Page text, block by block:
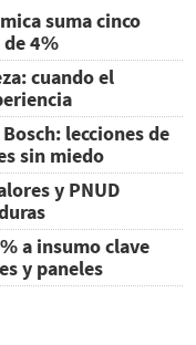
suma cinco
4%
cuando el
lecciones de
sin miedo
y PNUD
a insumo clave
y paneles